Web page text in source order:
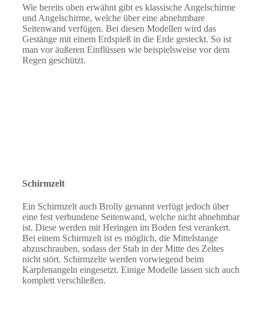
Wie bereits oben erwähnt gibt es klassische Angelschirme
und Angelschirme, welche über eine abnehmbare
Seitenwand verfügen. Bei diesen Modellen wird das
Gestänge mit einem Erdspieß in die Erde gesteckt. So ist
man vor äußeren Einflüssen wie beispielsweise vor dem
Regen geschützt.
Schirmzelt
Ein Schirmzelt auch Brolly genannt verfügt jedoch über
eine fest verbundene Seitenwand, welche nicht abnehmbar
ist. Diese werden mit Heringen im Boden fest verankert.
Bei einem Schirmzelt ist es möglich, die Mittelstange
abzuschrauben, sodass der Stab in der Mitte des Zeltes
nicht stört. Schirmzelte werden vorwiegend beim
Karpfenangeln eingesetzt. Einige Modelle lassen sich auch
komplett verschließen.